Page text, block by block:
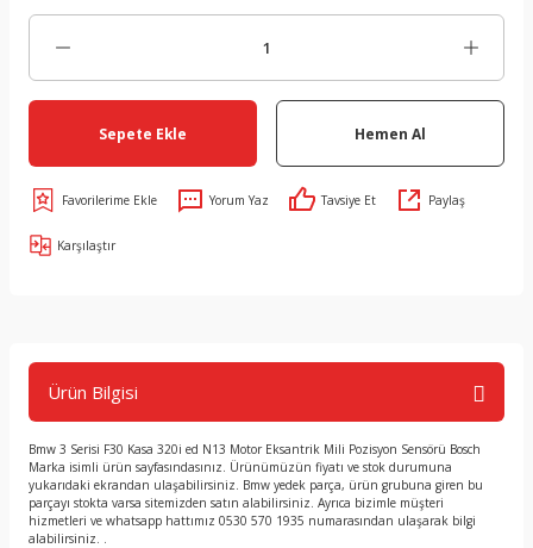
Sepete Ekle Hemen Al
Yorum Yaz Tavsiye Et Paylaş
Karşılaştır
Ürün Bilgisi
Bmw 3 Serisi F30 Kasa 320i ed N13 Motor Eksantrik Mili Pozisyon Sensörü Bosch
Marka isimli ürün sayfasındasınız. Ürünümüzün fiyatı ve stok durumuna
yukarıdaki ekrandan ulaşabilirsiniz. Bmw yedek parça, ürün grubuna giren bu
parçayı stokta varsa sitemizden satın alabilirsiniz. Ayrıca bizimle müşteri
hizmetleri ve whatsapp hattımız 0530 570 1935 numarasından ulaşarak bilgi
alabilirsiniz. .